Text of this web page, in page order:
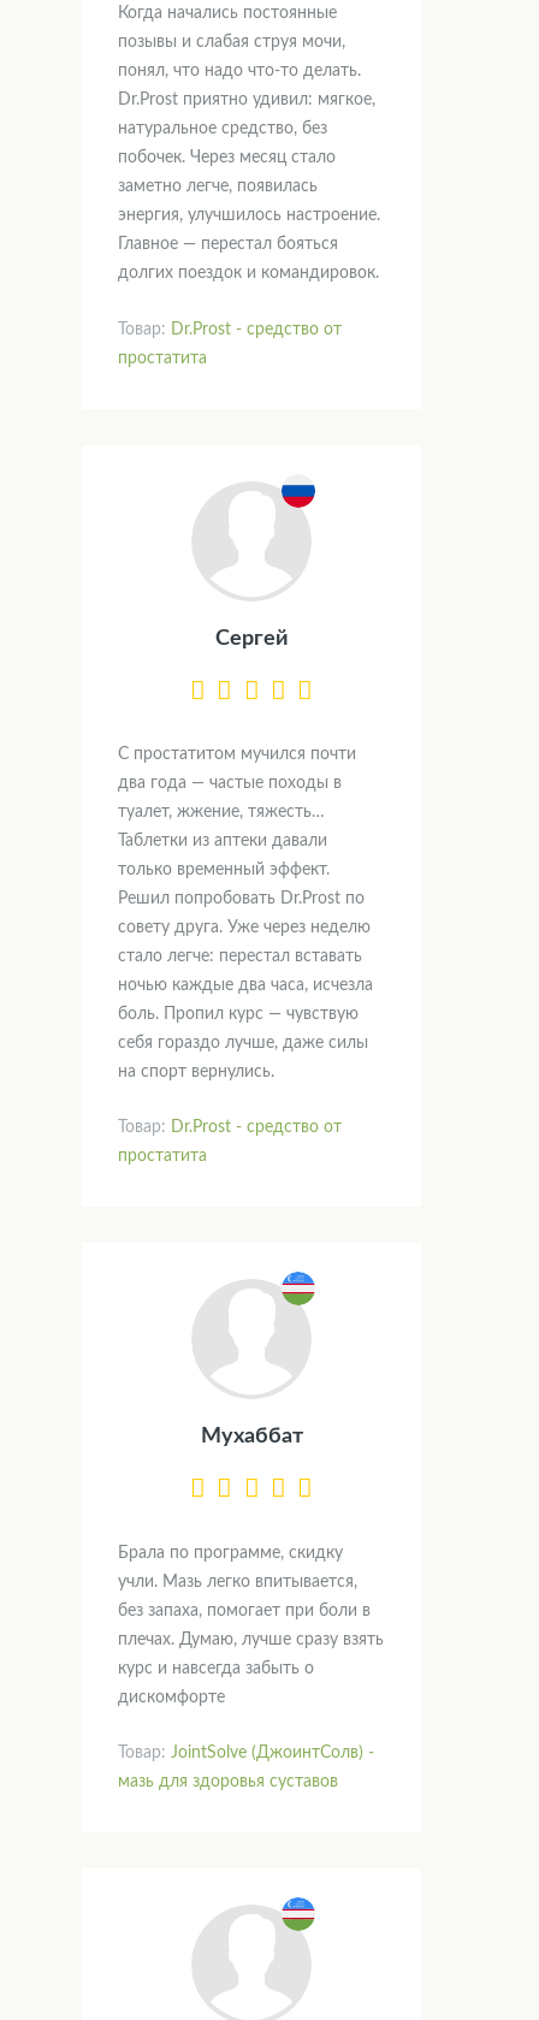
Когда начались постоянные
позывы и слабая струя мочи,
понял, что надо что-то делать.
Dr.Prost приятно удивил: мягкое,
натуральное средство, без
побочек. Через месяц стало
заметно легче, появилась
энергия, улучшилось настроение.
Главное — перестал бояться
долгих поездок и командировок.
Товар:
Dr.Prost - средство от
простатита
Сергей
С простатитом мучился почти
два года — частые походы в
туалет, жжение, тяжесть…
Таблетки из аптеки давали
только временный эффект.
Решил попробовать Dr.Prost по
совету друга. Уже через неделю
стало легче: перестал вставать
ночью каждые два часа, исчезла
боль. Пропил курс — чувствую
себя гораздо лучше, даже силы
на спорт вернулись.
Товар: Dr.Prost - средство от
простатита
Мухаббат
Брала по программе, скидку
учли. Мазь легко впитывается,
без запаха, помогает при боли в
плечах. Думаю, лучше сразу взять
курс и навсегда забыть о
дискомфорте
Товар: JointSolve (ДжоинтСолв) -
мазь для здоровья суставов